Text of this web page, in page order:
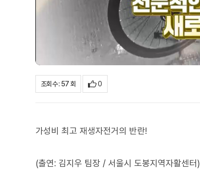
조회수 : 57 회 0
가성비 최고 재생자전거의 반란!
(출연: 김지우 팀장 / 서울시 도봉지역자활센터)